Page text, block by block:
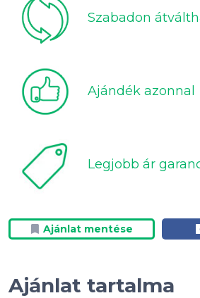
Szabadon
Ajándék azonnal
Legjobb ár
Ajánlat mentése
Ajánlat tartalma